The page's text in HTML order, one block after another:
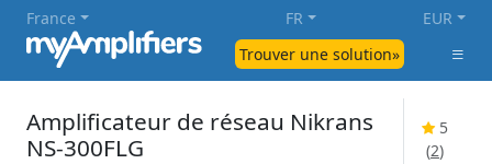
Trouver une solution»
France FR EUR
Amplificateur de réseau Nikrans
NS-300FLG
5
(2)